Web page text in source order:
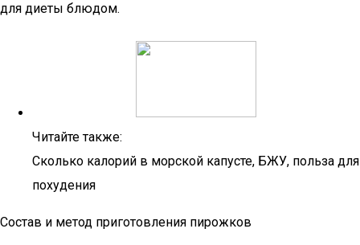
для диеты блюдом.
Читайте также:
Сколько калорий в морской капусте, БЖУ, польза для
похудения
Состав и метод приготовления пирожков